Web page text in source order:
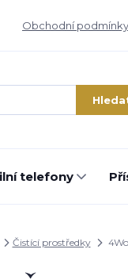
Obchodní podmínky
telefony
Čistící prostředky